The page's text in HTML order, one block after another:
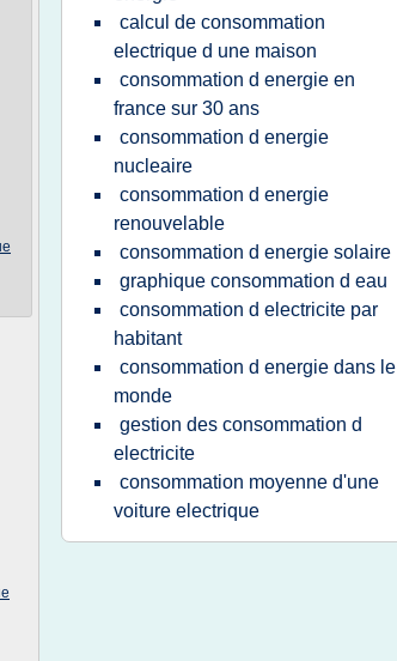
calcul de consommation
electrique d une maison
consommation d energie en
france sur 30 ans
consommation d energie
nucleaire
consommation d energie
renouvelable
consommation d energie solaire
graphique consommation d eau
consommation d electricite par
habitant
consommation d energie dans le
monde
gestion des consommation d
electricite
consommation moyenne d'une
voiture electrique